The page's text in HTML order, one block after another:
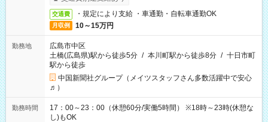
交通費 ・規定により支給 ・車通勤・自転車通勤OK
月収例 10～15万円
勤務地
広島市中区
土橋(広島県)駅から徒歩5分 / 本川町駅から徒歩8分 / 十日市町
駅から徒歩
中国新聞社グループ（メイツスタッフさん多数活躍中で安心
♬）
勤務時間
17：00～23：00（休憩60分/実働5時間） ※18時～23時(休憩な
し)もOK